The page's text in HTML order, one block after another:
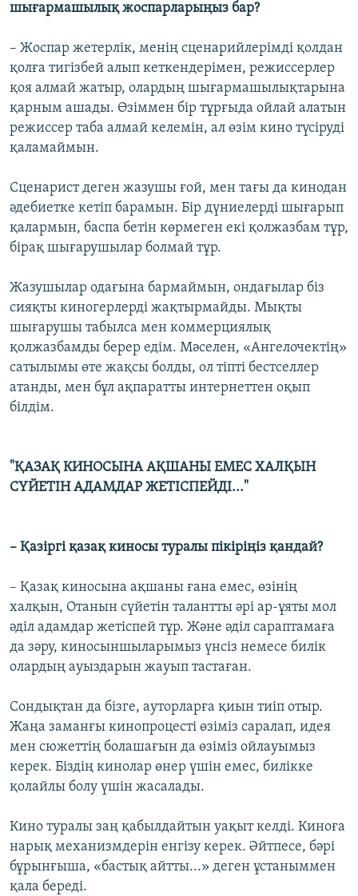
шығармашылық жоспарларыңыз бар?
– Жоспар жетерлік, менің сценарийлерімді қолдан
қолға тигізбей алып кеткендерімен, режиссерлер
қоя алмай жатыр, олардың шығармашылықтарына
қарным ашады. Өзіммен бір тұрғыда ойлай алатын
режиссер таба алмай келемін, ал өзім кино түсіруді
қаламаймын.
Сценарист деген жазушы ғой, мен тағы да кинодан
әдебиетке кетіп барамын. Бір дүниелерді шығарып
қалармын, баспа бетін көрмеген екі қолжазбам тұр,
бірақ шығарушылар болмай тұр.
Жазушылар одағына бармаймын, ондағылар біз
сияқты киногерлерді жақтырмайды. Мықты
шығарушы табылса мен коммерциялық
қолжазбамды берер едім. Мәселен, «Ангелочектің»
сатылымы өте жақсы болды, ол тіпті бестселлер
атанды, мен бұл ақпаратты интернеттен оқып
білдім.
"ҚАЗАҚ КИНОСЫНА АҚШАНЫ ЕМЕС ХАЛҚЫН
СҮЙЕТІН АДАМДАР ЖЕТІСПЕЙДІ..."
– Қазіргі қазақ киносы туралы пікіріңіз қандай?
– Қазақ киносына ақшаны ғана емес, өзінің
халқын, Отанын сүйетін талантты әрі ар-ұяты мол
әділ адамдар жетіспей тұр. Және әділ сараптамаға
да зәру, киносыншыларымыз үнсіз немесе билік
олардың ауыздарын жауып тастаған.
Сондықтан да бізге, ауторларға қиын тиіп отыр.
Жаңа заманғы кинопроцесті өзіміз саралап, идея
мен сюжеттің болашағын да өзіміз ойлауымыз
керек. Біздің кинолар өнер үшін емес, билікке
қолайлы болу үшін жасалады.
Кино туралы заң қабылдайтын уақыт келді. Киноға
нарық механизмдерін енгізу керек. Әйтпесе, бәрі
бұрынғыша, «бастық айтты...» деген ұстаныммен
қала береді.